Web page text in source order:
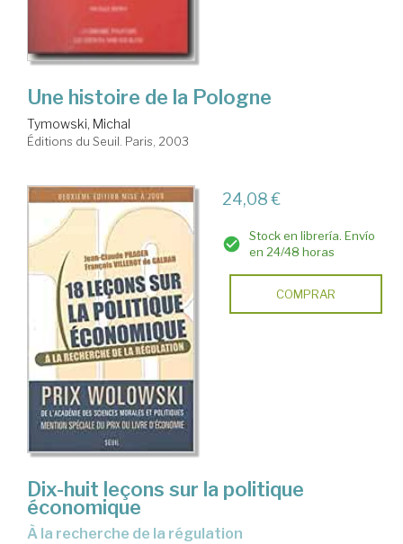
Une histoire de la Pologne
Tymowski, Michal
Éditions du Seuil. Paris, 2003
24,08 €
Stock en librería. Envío
en 24/48 horas
COMPRAR
Dix-huit leçons sur la politique
économique
à la recherche de la régulation